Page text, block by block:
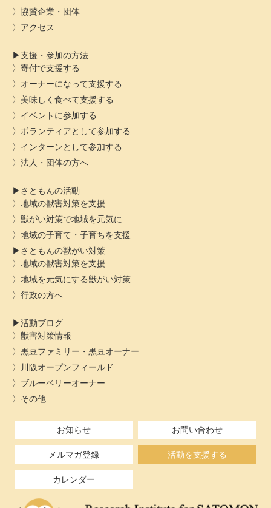
協賛企業・団体
アクセス
支援・参加の方法
寄付で支援する
オーナーになって支援する
美味しく食べて支援する
イベントに参加する
ボランティアとして参加する
インターンとして参加する
法人・団体の方へ
さともんの活動
地域の獣害対策を支援
獣がい対策で地域を元気に
地域の子育て・子育ちを支援
さともんの獣がい対策
地域の獣害対策を支援
地域を元気にする獣がい対策
行政の方へ
活動ブログ
獣害対策情報
黒豆ファミリー・黒豆オーナー
川阪オープンフィールド
ブルーベリーオーナー
その他
お知らせ お問い合わせ
メルマガ登録 活動を支援する
カレンダー